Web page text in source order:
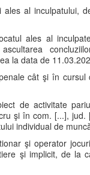
al inculpatului,
ales al
la data de
cât şi în cursul
de activitate
şi în com. [...],
individual de
şi operator
şi implicit, de la